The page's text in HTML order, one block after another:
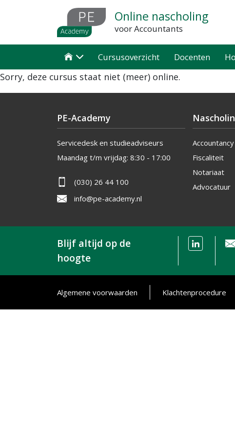
gaan
Online nascholing
voor Accountants
 Cursusoverzicht Docenten
Sorry, deze cursus staat niet (meer) online.
PE-Academy
Servicedesk en studieadviseurs
Maandag t/m vrijdag: 8:30 - 17:00
(030) 26 44 100
info@pe-academy.nl
Accountancy
Fiscaliteit
Notariaat
Advocatuur
Blijf altijd op de
hoogte
Algemene voorwaarden Klachtenprocedure